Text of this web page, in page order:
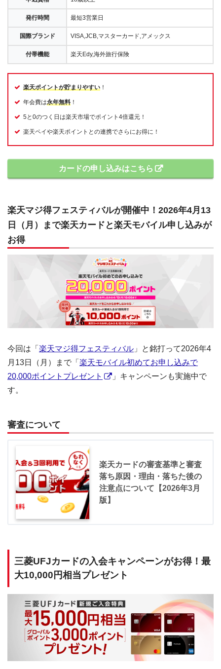
発行時間 最短3営業日
国際ブランド VISA,JCB,マスターカード,アメックス
付帯機能 楽天Edy,海外旅行保険
楽天ポイントが貯まりやすい ！
年会費は永年無料 ！
5と0のつく日は楽天市場でポイント4倍還元！
楽天ペイや楽天ポイントとの連携でさらにお得に！
カードの申し込みはこちら
楽天マジ得フェスティバルが開催中！2026年4月13
日（月）まで楽天カードと楽天モバイル申し込みが
お得
今回は「 楽天マジ得フェスティバル 」と銘打って2026年4
月13日（月）まで「 楽天モバイル初めてお申し込みで
20,000ポイントプレゼント
」キャンペーンも実施中で
す。
審査について
楽天カードの審査基準と審査
落ち原因・理由・落ちた後の
注意点について【2026年3月
版】
三菱UFJカードの入会キャンペーンがお得！最
大10,000円相当プレゼント